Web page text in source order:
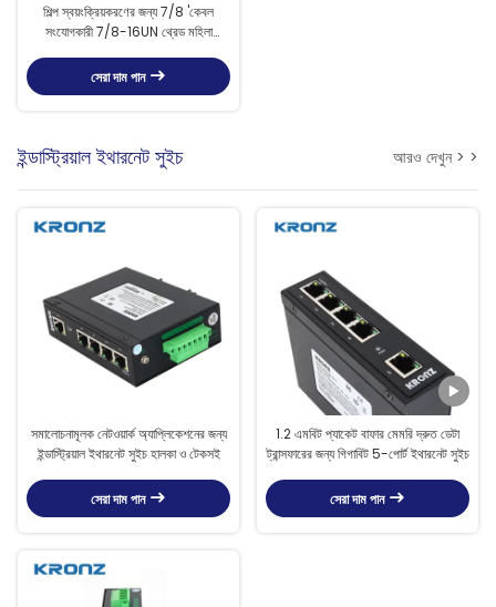
শিল্প স্বয়ংক্রিয়করণের জন্য 7/8 'কেবল
সংযোগকারী 7/8-16UN থ্রেড মহিলা
সেরা দাম পান
ইন্ডাস্ট্রিয়াল ইথারনেট সুইচ আরও দেখুন > >
সমালোচনামূলক নেটওয়ার্ক অ্যাপ্লিকেশনের জন্য
ইন্ডাস্ট্রিয়াল ইথারনেট সুইচ হালকা ও টেকসই
সেরা দাম পান
1.2 এমবিট প্যাকেট বাফার মেমরি দ্রুত ডেটা
ট্রান্সফারের জন্য গিগাবিট 5-পোর্ট ইথারনেট সুইচ
সেরা দাম পান